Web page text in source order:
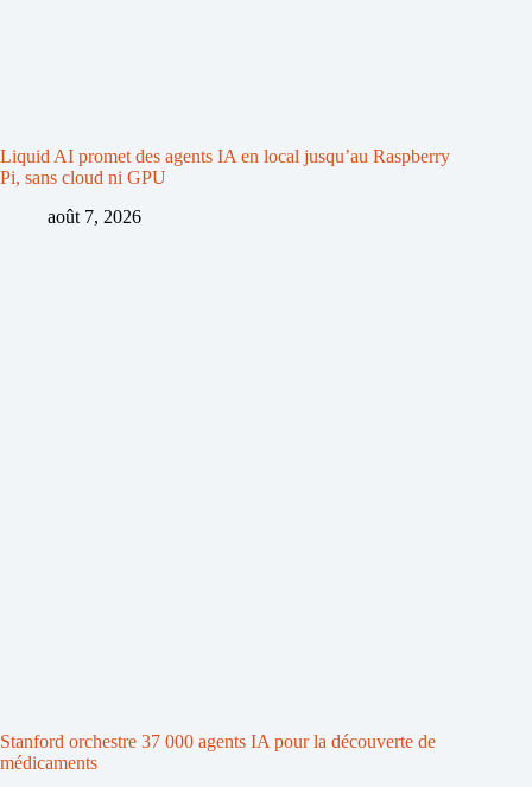
Liquid AI promet des agents IA en local jusqu’au Raspberry
Pi, sans cloud ni GPU
août 7, 2026
Stanford orchestre 37 000 agents IA pour la découverte de
médicaments